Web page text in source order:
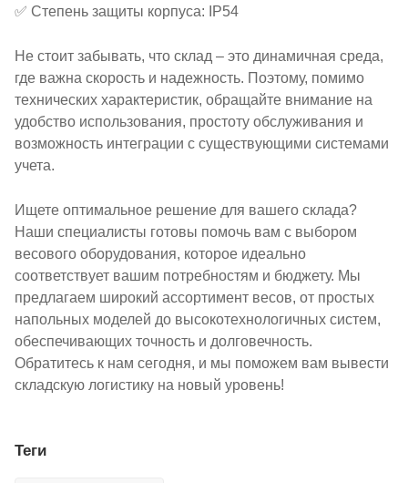
✅ Степень защиты корпуса: IP54
Не стоит забывать, что склад – это динамичная среда,
где важна скорость и надежность. Поэтому, помимо
технических характеристик, обращайте внимание на
удобство использования, простоту обслуживания и
возможность интеграции с существующими системами
учета.
Ищете оптимальное решение для вашего склада?
Наши специалисты готовы помочь вам с выбором
весового оборудования, которое идеально
соответствует вашим потребностям и бюджету. Мы
предлагаем широкий ассортимент весов, от простых
напольных моделей до высокотехнологичных систем,
обеспечивающих точность и долговечность.
Обратитесь к нам сегодня, и мы поможем вам вывести
складскую логистику на новый уровень!
Теги